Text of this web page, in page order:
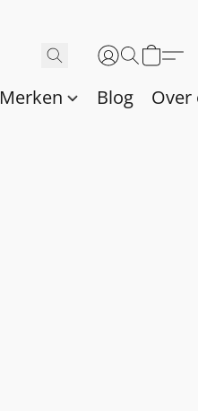
Merken Blog Over